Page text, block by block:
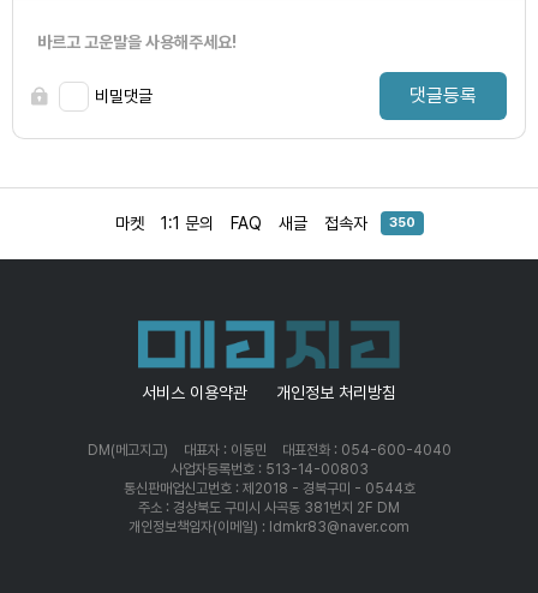
바르고 고운말을 사용해주세요!
비밀댓글 댓글등록
마켓 1:1 문의 FAQ 새글 접속자 350
서비스 이용약관 개인정보 처리방침
DM(메고지고) 대표자 : 이동민
대표전화 : 054-600-4040
사업자등록번호 : 513-14-00803
통신판매업신고번호 : 제2018 - 경북구미 - 0544호
주소 : 경상북도 구미시 사곡동 381번지 2F DM
개인정보책임자(이메일) : ldmkr83@naver.com